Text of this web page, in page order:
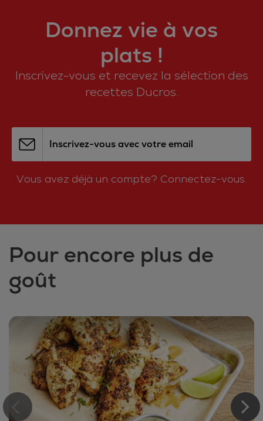
Donnez vie à vos
plats !
Inscrivez-vous et recevez la sélection des
recettes Ducros.
Inscrivez-vous avec votre email
Vous avez déjà un compte? Connectez-vous.
Pour encore plus de
goût